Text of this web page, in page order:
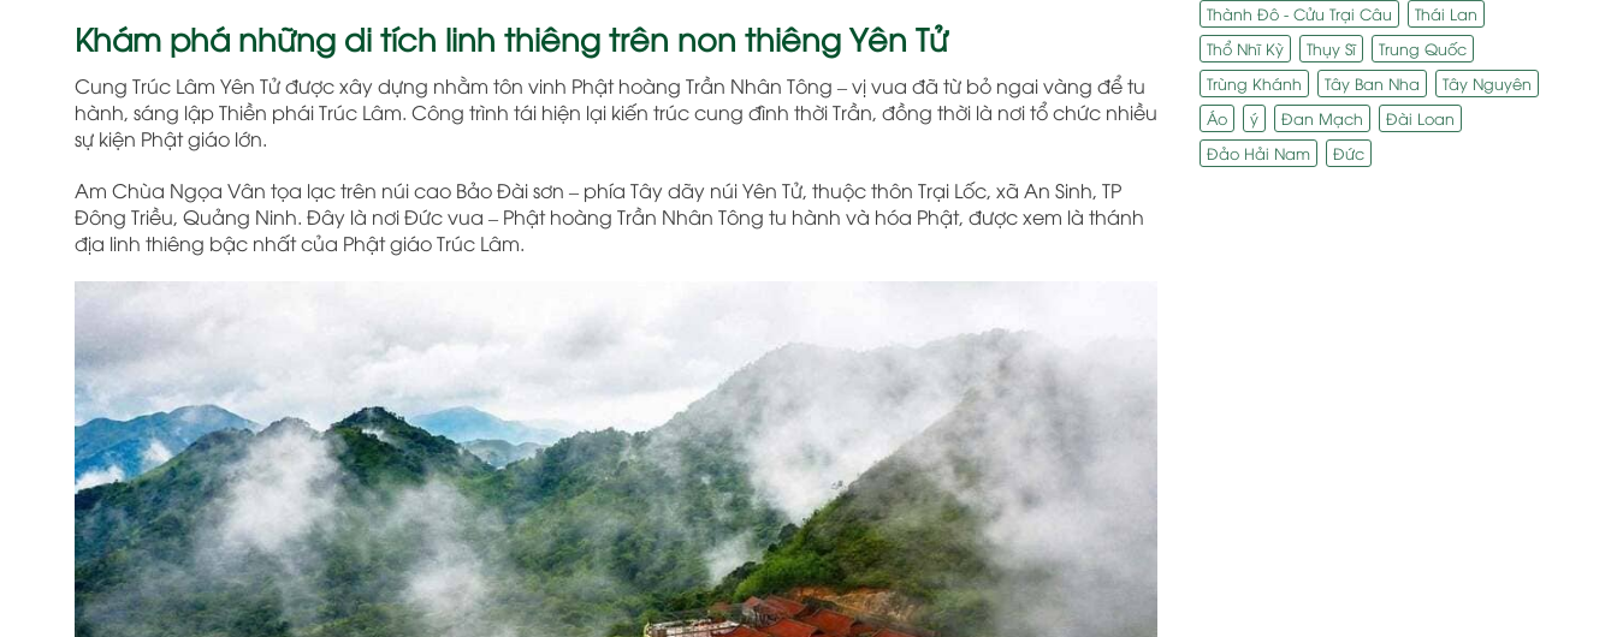
Khám phá những di tích linh thiêng trên non thiêng Yên Tử
Cung Trúc Lâm Yên Tử được xây dựng nhằm tôn vinh Phật hoàng Trần Nhân Tông – vị vua đã từ bỏ ngai vàng để tu
hành, sáng lập Thiền phái Trúc Lâm. Công trình tái hiện lại kiến trúc cung đình thời Trần, đồng thời là nơi tổ chức nhiều
sự kiện Phật giáo lớn.
Am Chùa Ngọa Vân tọa lạc trên núi cao Bảo Đài sơn – phía Tây dãy núi Yên Tử, thuộc thôn Trại Lốc, xã An Sinh, TP
Đông Triều, Quảng Ninh. Đây là nơi Đức vua – Phật hoàng Trần Nhân Tông tu hành và hóa Phật, được xem là thánh
địa linh thiêng bậc nhất của Phật giáo Trúc Lâm.
Thành Đô - Cửu Trại Câu
Thái Lan
Thổ Nhĩ Kỳ
Thụy Sĩ
Trung Quốc
Trùng Khánh
Tây Ban Nha
Tây Nguyên
Áo
ý Đan Mạch
Đài Loan
Đảo Hải Nam
Đức